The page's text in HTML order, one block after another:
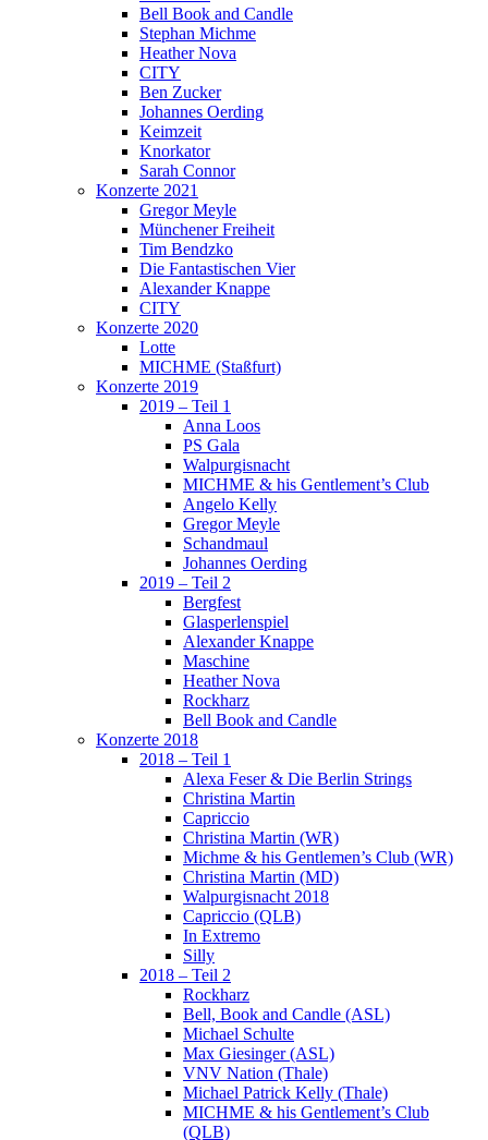
Bell Book and Candle
Stephan Michme
Heather Nova
CITY
Ben Zucker
Johannes Oerding
Keimzeit
Knorkator
Sarah Connor
Konzerte 2021
Gregor Meyle
Münchener Freiheit
Tim Bendzko
Die Fantastischen Vier
Alexander Knappe
CITY
Konzerte 2020
Lotte
MICHME (Staßfurt)
Konzerte 2019
2019 – Teil 1
Anna Loos
PS Gala
Walpurgisnacht
MICHME & his Gentlement’s Club
Angelo Kelly
Gregor Meyle
Schandmaul
Johannes Oerding
2019 – Teil 2
Bergfest
Glasperlenspiel
Alexander Knappe
Maschine
Heather Nova
Rockharz
Bell Book and Candle
Konzerte 2018
2018 – Teil 1
Alexa Feser & Die Berlin Strings
Christina Martin
Capriccio
Christina Martin (WR)
Michme & his Gentlemen’s Club (WR)
Christina Martin (MD)
Walpurgisnacht 2018
Capriccio (QLB)
In Extremo
Silly
2018 – Teil 2
Rockharz
Bell, Book and Candle (ASL)
Michael Schulte
Max Giesinger (ASL)
VNV Nation (Thale)
Michael Patrick Kelly (Thale)
MICHME & his Gentlement’s Club
(QLB)